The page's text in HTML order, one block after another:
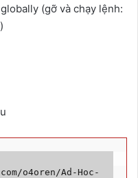
(gỡ và chạy lệnh:
)
o4oren/Ad-Hoc-